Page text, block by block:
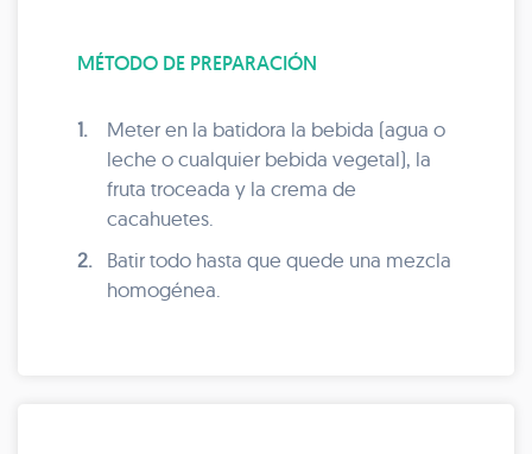
MÉTODO DE PREPARACIÓN
1.
Meter en la batidora la bebida (agua o
leche o cualquier bebida vegetal), la
fruta troceada y la crema de
cacahuetes.
2.
Batir todo hasta que quede una mezcla
homogénea.